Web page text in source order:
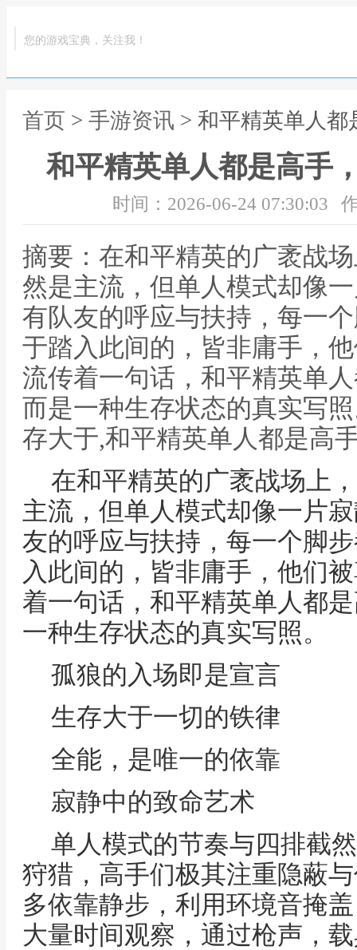
您的游戏宝典，关注我！
首页 > 手游资讯 > 和平精英单人
和平精英单人都是高手
时间：2026-06-24 07:30:03
摘要：在和平精英的广袤战
然是主流，但单人模式却像
有队友的呼应与扶持，每一
于踏入此间的，皆非庸手，
流传着一句话，和平精英单
而是一种生存状态的真实写
存大于,和平精英单人都是高
在和平精英的广袤战场上
主流，但单人模式却像一片
友的呼应与扶持，每一个脚
入此间的，皆非庸手，他们
着一句话，和平精英单人都
一种生存状态的真实写照。
孤狼的入场即是宣言
生存大于一切的铁律
全能，是唯一的依靠
寂静中的致命艺术
单人模式的节奏与四排截
狩猎，高手们极其注重隐蔽
多依靠静步，利用环境音掩
大量时间观察，通过枪声，